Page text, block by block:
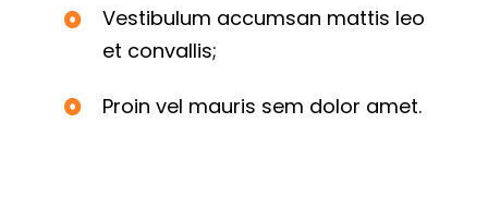
Vestibulum accumsan mattis leo
et convallis;
Proin vel mauris sem dolor amet.